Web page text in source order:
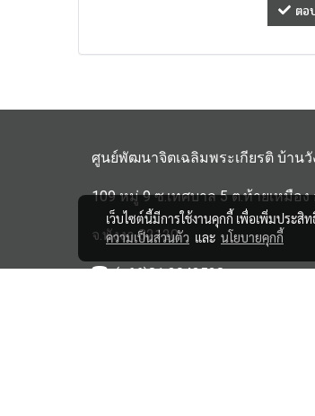
ตอ
ศูนย์พัฒนาจิตเฉลิมพระเกียรติ บ้านวั
109 หมู่ 9 ซ.เทศบาล 5 ต.ท้ายเหมือง
จ.พังงา 82120
(+66)81 3043528
เว็บไซต์นี้มีการใช้งานคุกกี้ เพื่อเพิ่มประ
ความเป็นส่วนตัว และ นโยบายคุกกี้